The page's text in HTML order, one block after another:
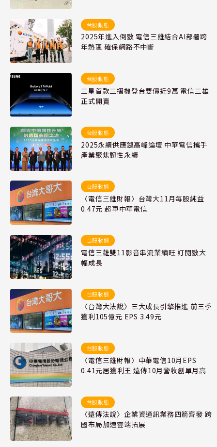
台股動態
2025年進入倒數 電信三雄結合AI部署跨
年熱區 確保網路不中斷
台股動態
三星首款三摺機登台要價近9萬 電信三雄
正式開賣
台股動態
2025永續供應鏈高峰論壇 中華電信攜手
產業聚焦韌性永續
台股動態
〈電信三雄財報〉台灣大11月每股純益
0.47元 超車中華電信
台股動態
電信三雄雙11影音串流業績旺 訂閱數大
幅成長
台股動態
〈台灣大法說〉三大成長引擎推進 前三季
獲利105億元 EPS 3.49元
台股動態
〈電信三雄財報〉中華電信10月EPS
0.41元居獲利王 遠傳10月營收創單月高
台股動態
〈遠傳法說〉企業資通訊業務四箭齊發 跨
國布局加速雲端拓展